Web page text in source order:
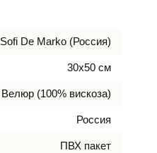
Sofi De Marko (Россия)
30х50 см
Велюр (100% вискоза)
Россия
ПВХ пакет